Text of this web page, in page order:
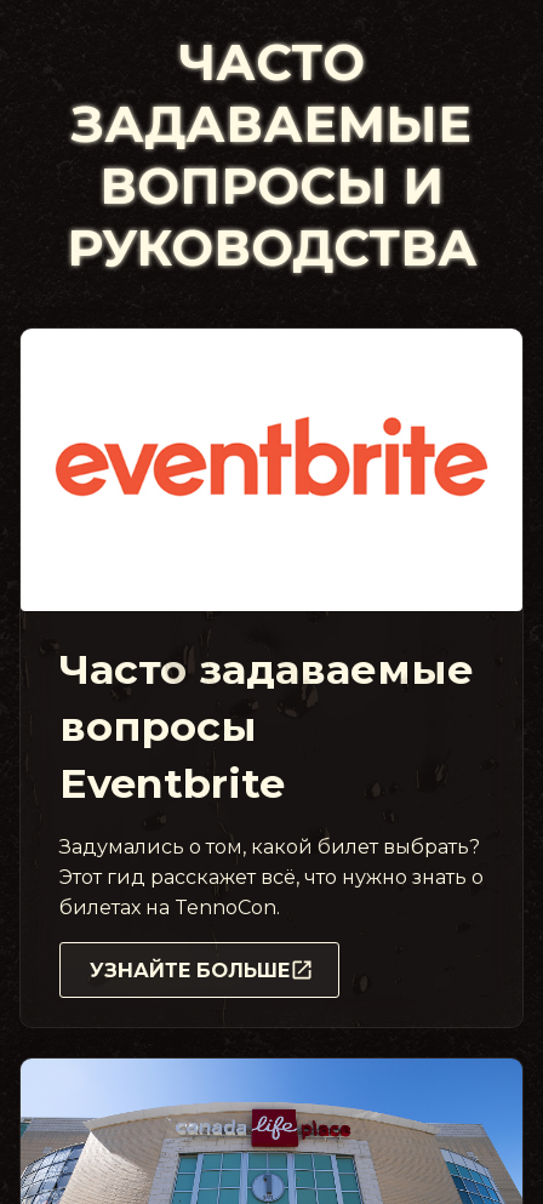
ЧАСТО
ЗАДАВАЕМЫЕ
ВОПРОСЫ И
РУКОВОДСТВА
Часто задаваемые
вопросы
Eventbrite
Задумались о том, какой билет выбрать?
Этот гид расскажет всё, что нужно знать о
билетах на TennoCon.
УЗНАЙТЕ БОЛЬШЕ